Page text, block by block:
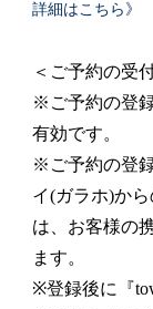
詳細はこちら》
＜ご予約の受
※ご予約の登
有効です。
※ご予約の登
イ(ガラホ)か
は、お客様の
ます。
※登録後に『